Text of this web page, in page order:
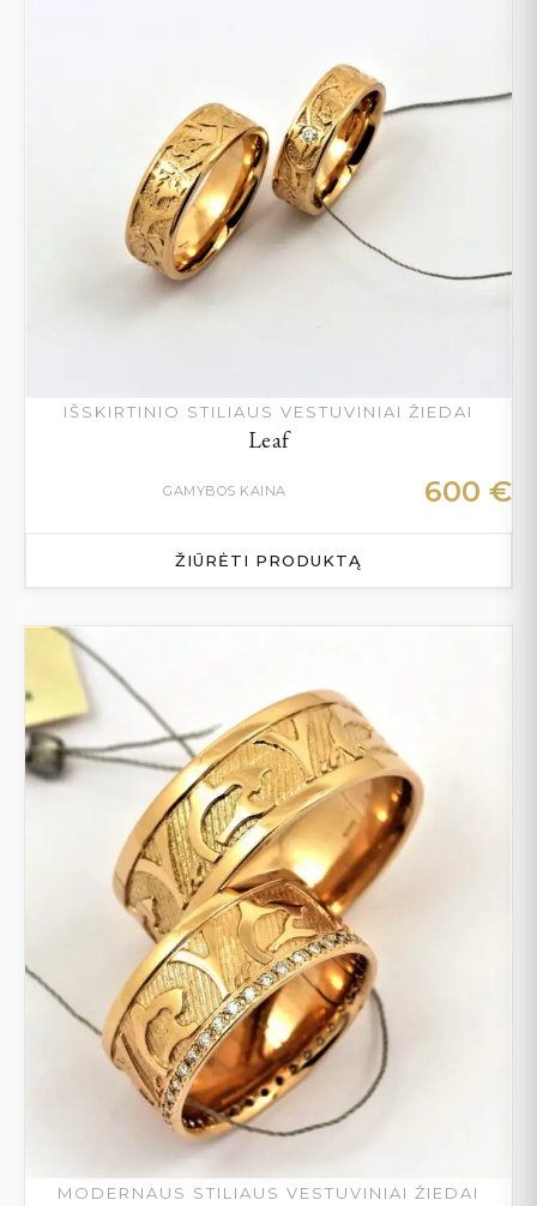
IŠSKIRTINIO STILIAUS VESTUVINIAI ŽIEDAI
Leaf
GAMYBOS KAINA 600 €
ŽIŪRĖTI PRODUKTĄ
MODERNAUS STILIAUS VESTUVINIAI ŽIEDAI